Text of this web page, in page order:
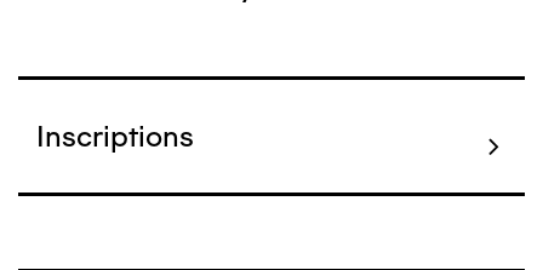
Inscriptions